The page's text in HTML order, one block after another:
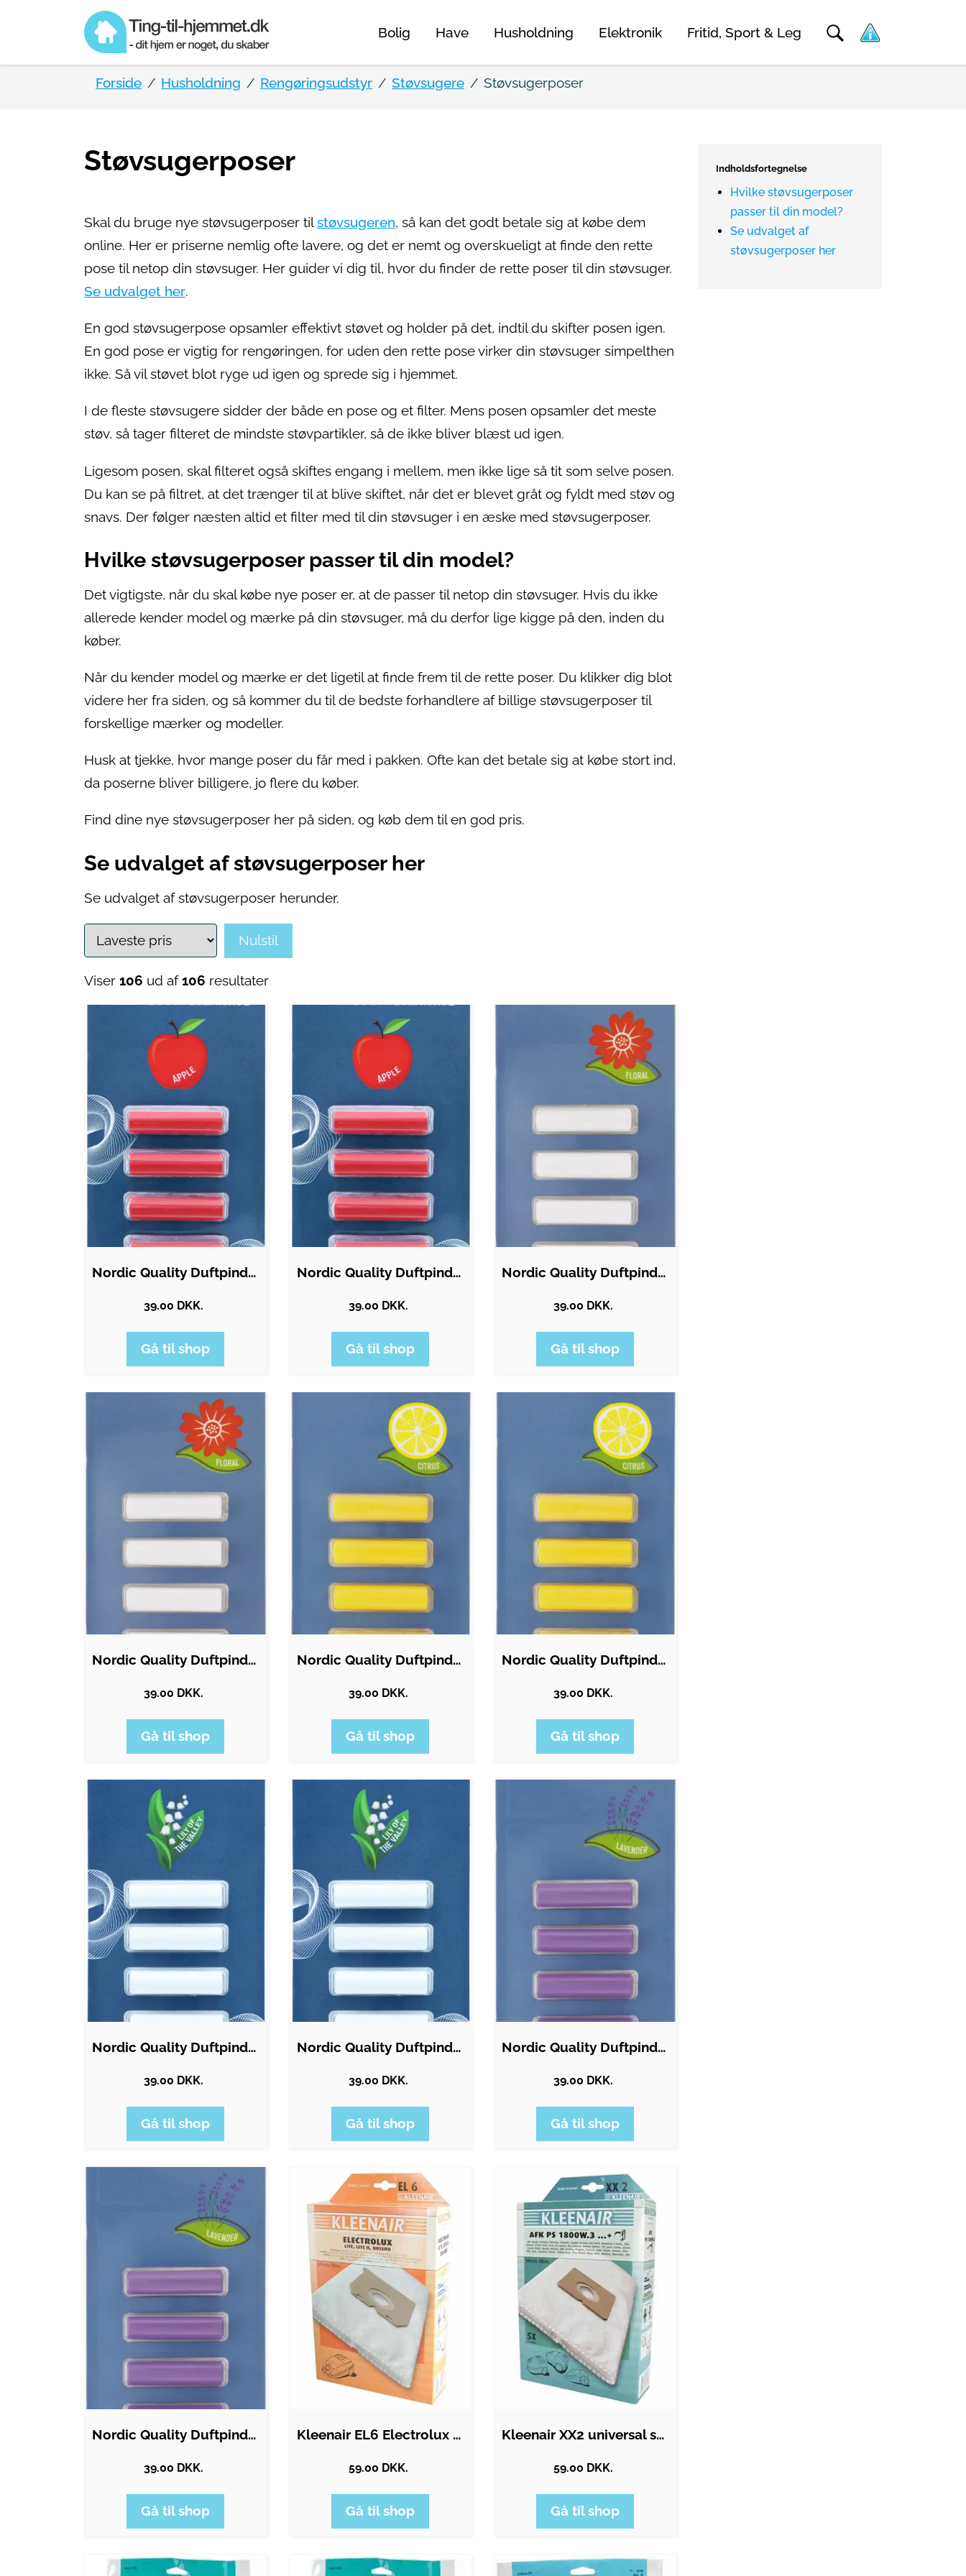
Bolig Have Husholdning Elektronik Fritid, Sport & Leg
Forside Husholdning Rengøringsudstyr Støvsugere Støvsugerposer
Støvsugerposer
Skal du bruge nye støvsugerposer tilstøvsugeren, så kan det godt betale sig at købe dem
online. Her er priserne nemlig ofte lavere, og det er nemt og overskueligt at finde den rette
pose til netop din støvsuger. Her guider vi dig til, hvor du finder de rette poser til din støvsuger.
Se udvalget her.
En god støvsugerpose opsamler effektivt støvet og holder på det, indtil du skifter posen igen.
En god pose er vigtig for rengøringen, for uden den rette pose virker din støvsuger simpelthen
ikke. Så vil støvet blot ryge ud igen og sprede sig i hjemmet.
I de fleste støvsugere sidder der både en pose og et filter. Mens posen opsamler det meste
støv, så tager filteret de mindste støvpartikler, så de ikke bliver blæst ud igen.
Ligesom posen, skal filteret også skiftes engang i mellem, men ikke lige så tit som selve posen.
Du kan se på filtret, at det trænger til at blive skiftet, når det er blevet gråt og fyldt med støv og
snavs. Der følger næsten altid et filter med til din støvsuger i en æske med støvsugerposer.
Hvilke støvsugerposer passer til din model?
Det vigtigste, når du skal købe nye poser er, at de passer til netop din støvsuger. Hvis du ikke
allerede kender model og mærke på din støvsuger, må du derfor lige kigge på den, inden du
køber.
Når du kender model og mærke er det ligetil at finde frem til de rette poser. Du klikker dig blot
videre her fra siden, og så kommer du til de bedste forhandlere af billige støvsugerposer til
forskellige mærker og modeller.
Husk at tjekke, hvor mange poser du får med i pakken. Ofte kan det betale sig at købe stort ind,
da poserne bliver billigere, jo flere du køber.
Find dine nye støvsugerposer her på siden, og køb dem til en god pris.
Se udvalget af støvsugerposer her
Se udvalget af støvsugerposer herunder.
Nulstil
Viser 106 ud af106 resultater
Nordic Quality Duftpinde - Æbleduft
39.00 DKK.
Gå til shop
Nordic Quality Duftpinde - Æbleduft
39.00 DKK.
Gå til shop
Nordic Quality Duftpinde - Blomsterduft
39.00 DKK.
Gå til shop
Nordic Quality Duftpinde - Blomsterduft
39.00 DKK.
Gå til shop
Nordic Quality Duftpinde - Citrusduft
39.00 DKK.
Gå til shop
Nordic Quality Duftpinde - Citrusduft
39.00 DKK.
Gå til shop
Nordic Quality Duftpinde - Dalens…
39.00 DKK.
Gå til shop
Nordic Quality Duftpinde - Dalens…
39.00 DKK.
Gå til shop
Nordic Quality Duftpinde - Lavendelduft
39.00 DKK.
Gå til shop
Nordic Quality Duftpinde - Lavendelduft
39.00 DKK.
Gå til shop
Kleenair EL6 Electrolux Støvsugerposer
59.00 DKK.
Gå til shop
Kleenair XX2 universal støvsugerposer
59.00 DKK.
Gå til shop
Indholdsfortegnelse
Hvilke støvsugerposer
passer til din model?
Se udvalget af
støvsugerposer her